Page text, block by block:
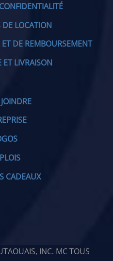
DE LOCATION
DE REMBOURSEMENT
LIVRAISON
CADEAUX
INC. MC TOUS